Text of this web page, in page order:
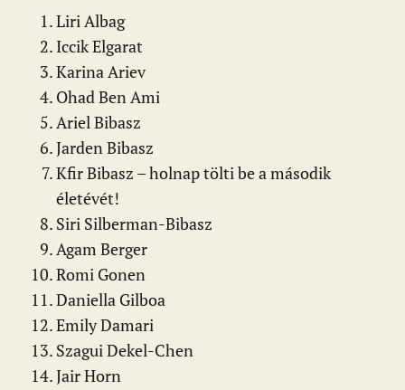
Liri Albag
Iccik Elgarat
Karina Ariev
Ohad Ben Ami
Ariel Bibasz
Jarden Bibasz
Kfir Bibasz – holnap tölti be a második
életévét!
Siri Silberman-Bibasz
Agam Berger
Romi Gonen
Daniella Gilboa
Emily Damari
Szagui Dekel-Chen
Jair Horn